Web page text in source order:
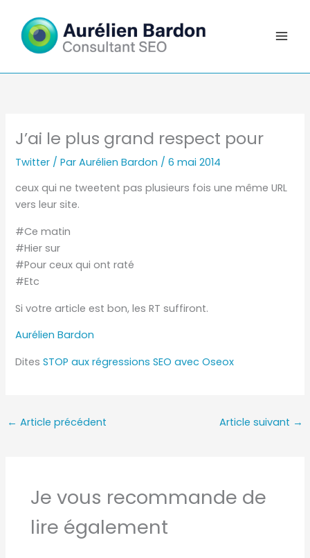
contenu
J’ai le plus grand respect pour
Twitter / ParAurélien Bardon /6 mai 2014
ceux qui ne tweetent pas plusieurs fois une même URL
vers leur site.
#Ce matin
#Hier sur
#Pour ceux qui ont raté
#Etc
Si votre article est bon, les RT suffiront.
Aurélien Bardon
DitesSTOP aux régressions SEO avec Oseox
← Article précédent Article suivant →
Je vous recommande de
lire également